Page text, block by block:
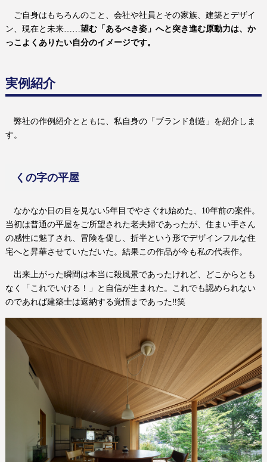
ご自身はもちろんのこと、会社や社員とその家族、建築とデザイ
ン、現在と未来…… 望む「あるべき姿」へと突き進む原動力は、か
っこよくありたい自分のイメージです。
実例紹介
弊社の作例紹介とともに、私自身の「ブランド創造」を紹介しま
す。
くの字の平屋
なかなか日の目を見ない5年目でやさぐれ始めた、 10年前の案件。
当初は普通の平屋をご所望された老夫婦であったが、住まい手さん
の感性に魅了され、冒険を促し、折半という形でデザインフルな住
宅へと昇華させていただいた。結果この作品が今も私の代表作。
出来上がった瞬間は本当に殺風景であったけれど、どこからとも
なく「これでいける！」と自信が生まれた。これでも認められない
のであれば建築士は返納する覚悟まであった‼笑